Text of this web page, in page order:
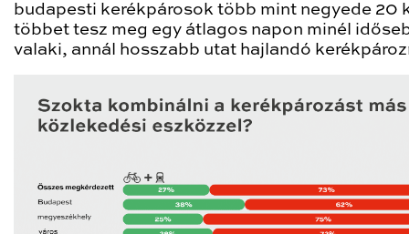
budapesti kerékpárosok több mint negyede 20
többet tesz meg egy átlagos napon minél
valaki, annál hosszabb utat hajlandó